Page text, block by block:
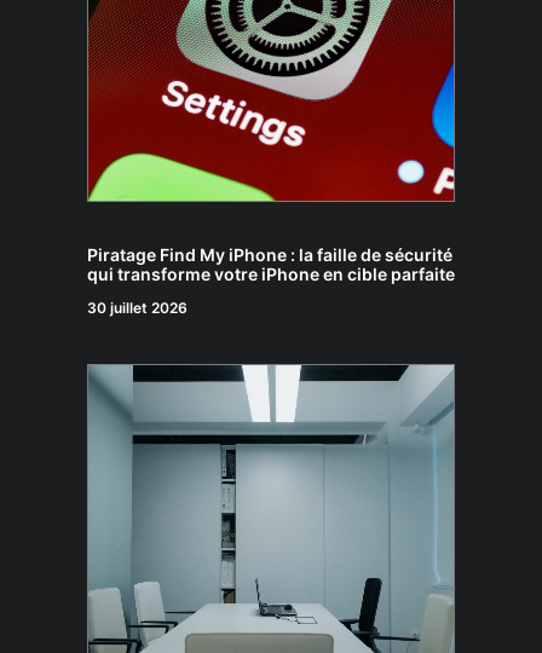
Piratage Find My iPhone : la faille de sécurité
qui transforme votre iPhone en cible parfaite
30 juillet 2026